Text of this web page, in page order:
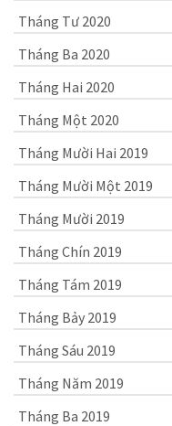
Tháng Tư 2020
Tháng Ba 2020
Tháng Hai 2020
Tháng Một 2020
Tháng Mười Hai 2019
Tháng Mười Một 2019
Tháng Mười 2019
Tháng Chín 2019
Tháng Tám 2019
Tháng Bảy 2019
Tháng Sáu 2019
Tháng Năm 2019
Tháng Ba 2019